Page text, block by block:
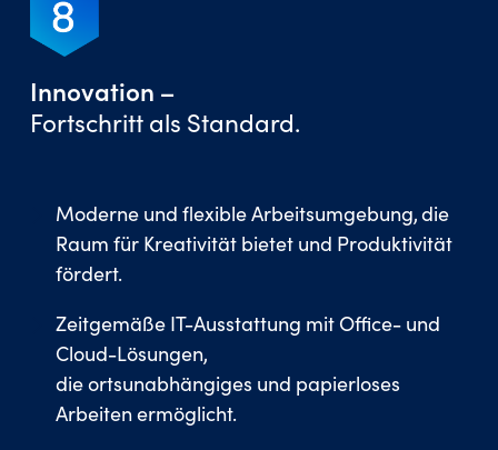
Innovation –
Fortschritt als Standard.
Moderne und flexible Arbeitsumgebung, die
Raum für Kreativität bietet und Produktivität
fördert.
Zeitgemäße IT-Ausstattung mit Office- und
Cloud-Lösungen,
die ortsunabhängiges und papierloses
Arbeiten ermöglicht.